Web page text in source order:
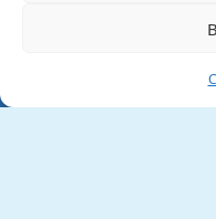
Tata